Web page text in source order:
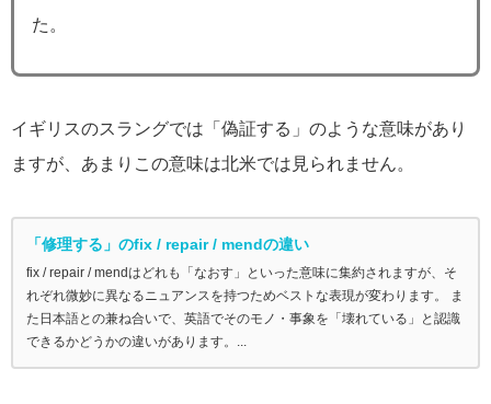
た。
イギリスのスラングでは「偽証する」のような意味があり
ますが、あまりこの意味は北米では見られません。
「修理する」のfix / repair / mendの違い
fix / repair / mendはどれも「なおす」といった意味に集約されますが、そ
れぞれ微妙に異なるニュアンスを持つためベストな表現が変わります。 ま
た日本語との兼ね合いで、英語でそのモノ・事象を「壊れている」と認識
できるかどうかの違いがあります。...